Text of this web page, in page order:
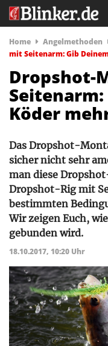
Home Angelmethoden
mit Seitenarm: Gib
Dropshot-
Köder
Das Dropshot-
sicher nicht sehr
man diese
Dropshot-Rig mit
bestimmten
Wir zeigen Euch,
gebunden wird.
18.10.2017, 10:20 Uhr